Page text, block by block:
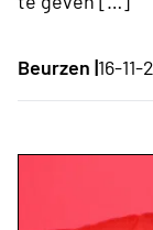
Beurzen |16-11-